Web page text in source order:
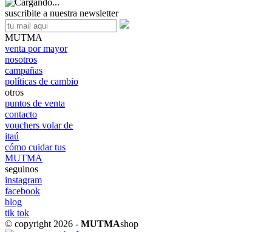
suscribite a nuestra newsletter
MUTMA
venta por mayor
nosotros
campañas
políticas de cambio
otros
puntos de venta
contacto
vouchers volar de
itaú
cómo cuidar tus
MUTMA
seguinos
instagram
facebook
blog
tik tok
© copyright 2026 - MUTMAshop